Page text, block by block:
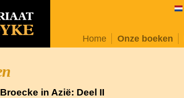
Home Onze boeken
in Azië: Deel II